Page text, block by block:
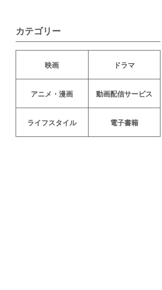
カテゴリー
映画 ドラマ
アニメ・漫画 動画配信サービス
ライフスタイル 電子書籍